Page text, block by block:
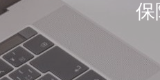
保